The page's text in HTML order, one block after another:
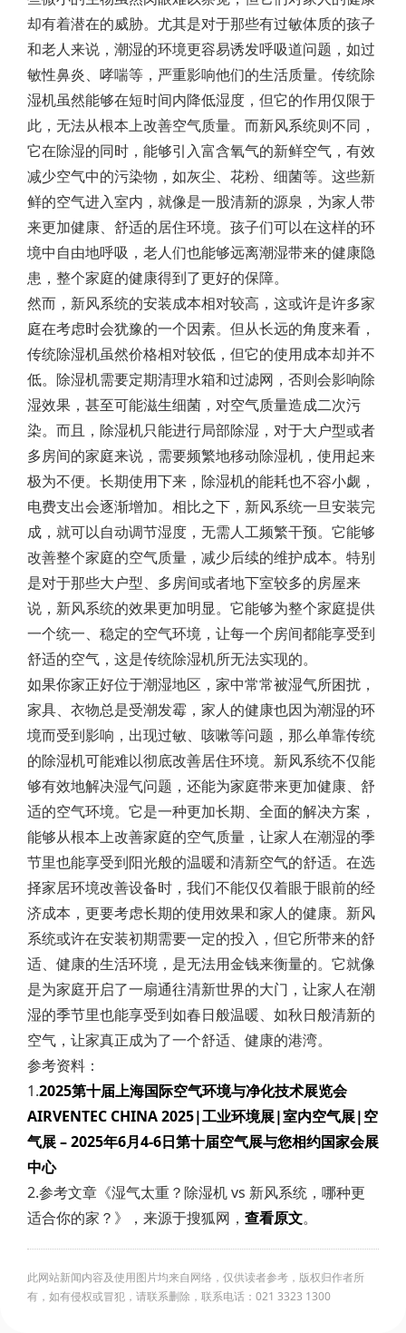
却有着潜在的威胁。尤其是对于那些有过敏体质的孩子
和老人来说，潮湿的环境更容易诱发呼吸道问题，如过
敏性鼻炎、哮喘等，严重影响他们的生活质量。传统除
湿机虽然能够在短时间内降低湿度，但它的作用仅限于
此，无法从根本上改善空气质量。而新风系统则不同，
它在除湿的同时，能够引入富含氧气的新鲜空气，有效
减少空气中的污染物，如灰尘、花粉、细菌等。这些新
鲜的空气进入室内，就像是一股清新的源泉，为家人带
来更加健康、舒适的居住环境。孩子们可以在这样的环
境中自由地呼吸，老人们也能够远离潮湿带来的健康隐
患，整个家庭的健康得到了更好的保障。
然而，新风系统的安装成本相对较高，这或许是许多家
庭在考虑时会犹豫的一个因素。但从长远的角度来看，
传统除湿机虽然价格相对较低，但它的使用成本却并不
低。除湿机需要定期清理水箱和过滤网，否则会影响除
湿效果，甚至可能滋生细菌，对空气质量造成二次污
染。而且，除湿机只能进行局部除湿，对于大户型或者
多房间的家庭来说，需要频繁地移动除湿机，使用起来
极为不便。长期使用下来，除湿机的能耗也不容小觑，
电费支出会逐渐增加。相比之下，新风系统一旦安装完
成，就可以自动调节湿度，无需人工频繁干预。它能够
改善整个家庭的空气质量，减少后续的维护成本。特别
是对于那些大户型、多房间或者地下室较多的房屋来
说，新风系统的效果更加明显。它能够为整个家庭提供
一个统一、稳定的空气环境，让每一个房间都能享受到
舒适的空气，这是传统除湿机所无法实现的。
如果你家正好位于潮湿地区，家中常常被湿气所困扰，
家具、衣物总是受潮发霉，家人的健康也因为潮湿的环
境而受到影响，出现过敏、咳嗽等问题，那么单靠传统
的除湿机可能难以彻底改善居住环境。新风系统不仅能
够有效地解决湿气问题，还能为家庭带来更加健康、舒
适的空气环境。它是一种更加长期、全面的解决方案，
能够从根本上改善家庭的空气质量，让家人在潮湿的季
节里也能享受到阳光般的温暖和清新空气的舒适。在选
择家居环境改善设备时，我们不能仅仅着眼于眼前的经
济成本，更要考虑长期的使用效果和家人的健康。新风
系统或许在安装初期需要一定的投入，但它所带来的舒
适、健康的生活环境，是无法用金钱来衡量的。它就像
是为家庭开启了一扇通往清新世界的大门，让家人在潮
湿的季节里也能享受到如春日般温暖、如秋日般清新的
空气，让家真正成为了一个舒适、健康的港湾。
参考资料：
1.2025第十届上海国际空气环境与净化技术展览会
AIRVENTEC CHINA 2025|工业环境展|室内空气展|空
气展 – 2025年6月4-6日第十届空气展与您相约国家会展
中心
2.参考文章《湿气太重？除湿机 vs 新风系统，哪种更
适合你的家？》，来源于搜狐网， 查看原文。
此网站新闻内容及使用图片均来自网络，仅供读者参考，版权归作者所
有，如有侵权或冒犯，请联系删除，联系电话：021 3323 1300